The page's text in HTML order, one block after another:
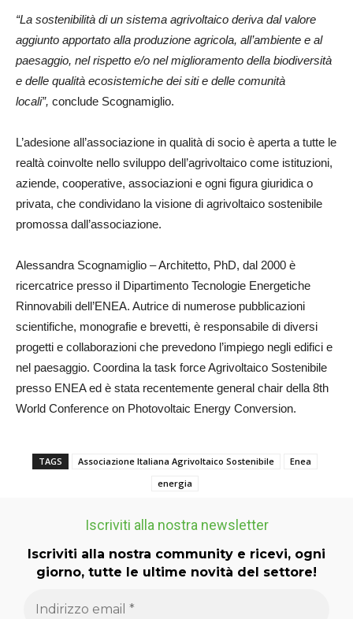
“La sostenibilità di un sistema agrivoltaico deriva dal valore
aggiunto apportato alla produzione agricola, all’ambiente e al
paesaggio, nel rispetto e/o nel miglioramento della biodiversità
e delle qualità ecosistemiche dei siti e delle comunità
locali”, conclude Scognamiglio.
L’adesione all’associazione in qualità di socio è aperta a tutte le
realtà coinvolte nello sviluppo dell’agrivoltaico come istituzioni,
aziende, cooperative, associazioni e ogni figura giuridica o
privata, che condividano la visione di agrivoltaico sostenibile
promossa dall’associazione.
Alessandra Scognamiglio – Architetto, PhD, dal 2000 è
ricercatrice presso il Dipartimento Tecnologie Energetiche
Rinnovabili dell’ENEA. Autrice di numerose pubblicazioni
scientifiche, monografie e brevetti, è responsabile di diversi
progetti e collaborazioni che prevedono l’impiego negli edifici e
nel paesaggio. Coordina la task force Agrivoltaico Sostenibile
presso ENEA ed è stata recentemente general chair della 8th
World Conference on Photovoltaic Energy Conversion.
TAGS Associazione Italiana Agrivoltaico Sostenibile
Enea
energia
Iscriviti alla nostra newsletter
Iscriviti alla nostra community e ricevi, ogni
giorno, tutte le ultime novità del settore!